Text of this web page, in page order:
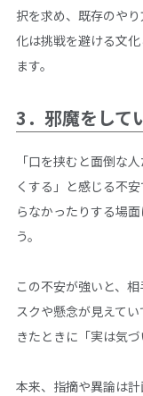
択を求め、既存のや
化は挑戦を避ける文
ます。
3．邪魔をして
「口を挟むと面倒な
くする」と感じる不
らなかったりする場
う。
この不安が強いと、
スクや懸念が見えて
きたときに「実は気
本来、指摘や異論は